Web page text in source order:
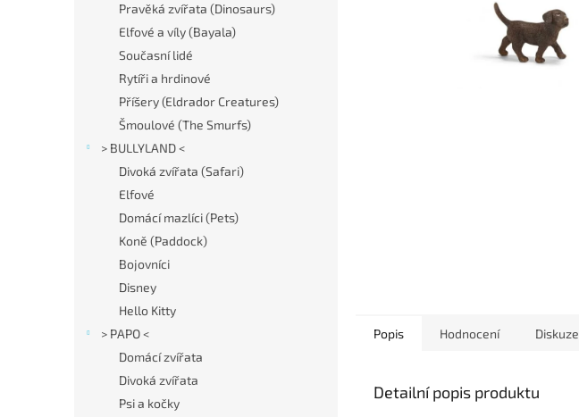
Pravěká zvířata (Dinosaurs)
Elfové a víly (Bayala)
Současní lidé
Rytíři a hrdinové
Příšery (Eldrador Creatures)
Šmoulové (The Smurfs)
> BULLYLAND <
Divoká zvířata (Safari)
Elfové
Domácí mazlíci (Pets)
Koně (Paddock)
Bojovníci
Disney
Hello Kitty
> PAPO <
Domácí zvířata
Divoká zvířata
Psi a kočky
Popis Hodnocení Diskuze
Detailní popis produktu